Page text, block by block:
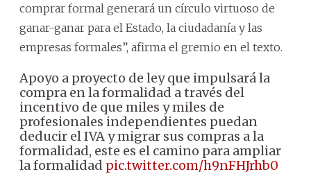
comprar formal generará un círculo virtuoso de
ganar-ganar para el Estado, la ciudadanía y las
empresas formales”, afirma el gremio en el texto.
Apoyo a proyecto de ley que impulsará la
compra en la formalidad a través del
incentivo de que miles y miles de
profesionales independientes puedan
deducir el IVA y migrar sus compras a la
formalidad, este es el camino para ampliar
la formalidad pic.twitter.com/h9nFHJrhb0